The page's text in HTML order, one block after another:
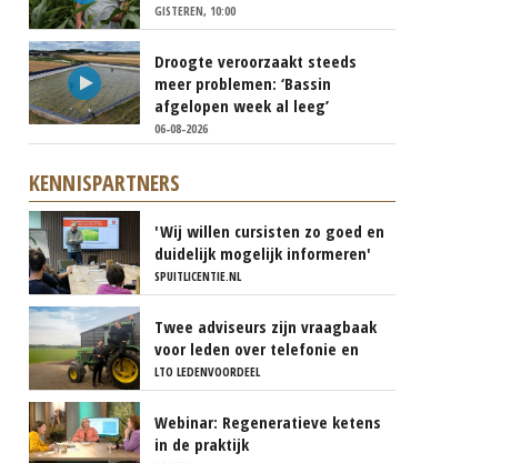
GISTEREN, 10:00
Droogte veroorzaakt steeds
meer problemen: ‘Bassin
afgelopen week al leeg’
06-08-2026
KENNISPARTNERS
'Wij willen cursisten zo goed en
duidelijk mogelijk informeren'
SPUITLICENTIE.NL
Twee adviseurs zijn vraagbaak
voor leden over telefonie en
ICT
LTO LEDENVOORDEEL
Webinar: Regeneratieve ketens
in de praktijk